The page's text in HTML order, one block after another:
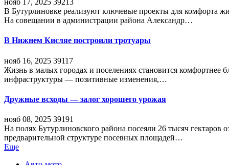
нояб 17, 2025 39213
В Бутурлиновке реализуют ключевые проекты для комфорта
На совещании в администрации района Александр…
В Нижнем Кисляе построили тротуары
нояб 16, 2025 39117
Жизнь в малых городах и поселениях становится комфортнее
инфраструктуры — позитивные изменения,…
Дружные всходы — залог хорошего урожая
нояб 08, 2025 39191
На полях Бутурлиновского района посеяли 26 тысяч
предварительной структуре посевных площадей…
Еще